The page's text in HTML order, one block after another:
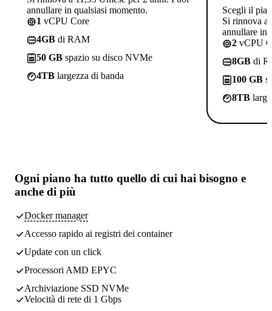
annullare in qualsiasi momento.
1 vCPU Core
4GB di RAM
50 GB spazio su disco NVMe
4TB largezza di banda
Scegli il
Si rinnova a
annullare in
2 vCPU
8GB di
100 GB
8TB
Ogni piano ha tutto quello di cui hai bisogno e
anche di più
Docker manager
Accesso rapido ai registri dei container
Update con un click
Processori AMD EPYC
Archiviazione SSD NVMe
Velocità di rete di 1 Gbps